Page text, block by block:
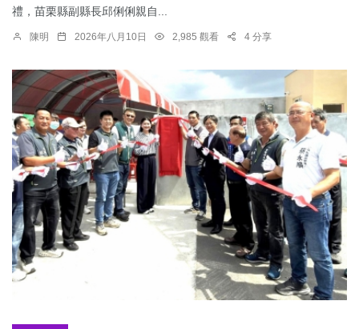
禮，苗栗縣副縣長邱俐俐親自...
陳明 2026年八月10日 2,985 觀看 4 分享